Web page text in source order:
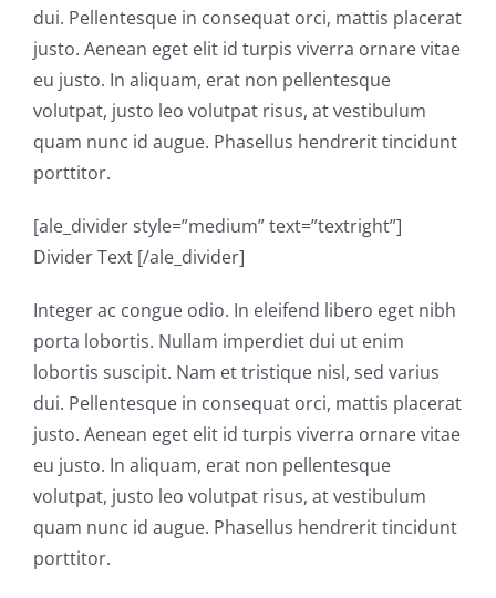
dui. Pellentesque in consequat orci, mattis placerat
justo. Aenean eget elit id turpis viverra ornare vitae
eu justo. In aliquam, erat non pellentesque
volutpat, justo leo volutpat risus, at vestibulum
quam nunc id augue. Phasellus hendrerit tincidunt
porttitor.
[ale_divider style=”medium” text=”textright”]
Divider Text [/ale_divider]
Integer ac congue odio. In eleifend libero eget nibh
porta lobortis. Nullam imperdiet dui ut enim
lobortis suscipit. Nam et tristique nisl, sed varius
dui. Pellentesque in consequat orci, mattis placerat
justo. Aenean eget elit id turpis viverra ornare vitae
eu justo. In aliquam, erat non pellentesque
volutpat, justo leo volutpat risus, at vestibulum
quam nunc id augue. Phasellus hendrerit tincidunt
porttitor.